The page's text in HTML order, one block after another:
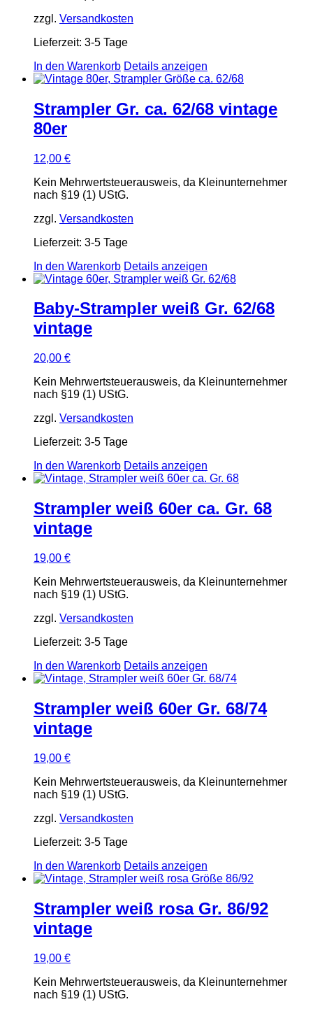
zzgl. Versandkosten
Lieferzeit: 3-5 Tage
In den Warenkorb Details anzeigen
Strampler Gr. ca. 62/68 vintage
80er
12,00 €
Kein Mehrwertsteuerausweis, da Kleinunternehmer
nach §19 (1) UStG.
zzgl. Versandkosten
Lieferzeit: 3-5 Tage
In den Warenkorb Details anzeigen
Baby-Strampler weiß Gr. 62/68
vintage
20,00 €
Kein Mehrwertsteuerausweis, da Kleinunternehmer
nach §19 (1) UStG.
zzgl. Versandkosten
Lieferzeit: 3-5 Tage
In den Warenkorb Details anzeigen
Strampler weiß 60er ca. Gr. 68
vintage
19,00 €
Kein Mehrwertsteuerausweis, da Kleinunternehmer
nach §19 (1) UStG.
zzgl. Versandkosten
Lieferzeit: 3-5 Tage
In den Warenkorb Details anzeigen
Strampler weiß 60er Gr. 68/74
vintage
19,00 €
Kein Mehrwertsteuerausweis, da Kleinunternehmer
nach §19 (1) UStG.
zzgl. Versandkosten
Lieferzeit: 3-5 Tage
In den Warenkorb Details anzeigen
Strampler weiß rosa Gr. 86/92
vintage
19,00 €
Kein Mehrwertsteuerausweis, da Kleinunternehmer
nach §19 (1) UStG.